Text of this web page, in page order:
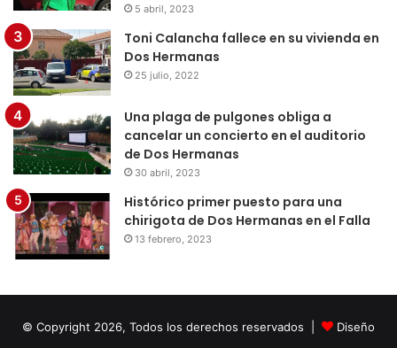
5 abril, 2023
Toni Calancha fallece en su vivienda en
Dos Hermanas
25 julio, 2022
Una plaga de pulgones obliga a
cancelar un concierto en el auditorio
de Dos Hermanas
30 abril, 2023
Histórico primer puesto para una
chirigota de Dos Hermanas en el Falla
13 febrero, 2023
© Copyright 2026, Todos los derechos reservados |
Diseño